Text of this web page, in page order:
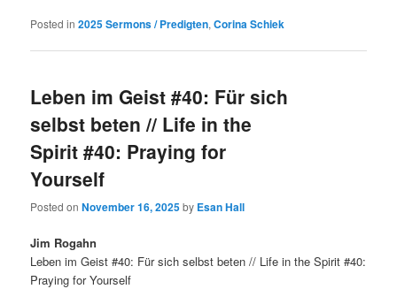
Posted in 2025 Sermons / Predigten,Corina Schiek
Leben im Geist #40: Für sich
selbst beten // Life in the
Spirit #40: Praying for
Yourself
Posted onNovember 16, 2025by Esan Hall
Jim Rogahn
Leben im Geist #40: Für sich selbst beten // Life in the Spirit #40:
Praying for Yourself